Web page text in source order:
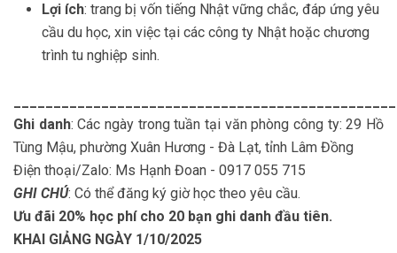
Lợi ích: trang bị vốn tiếng Nhật vững chắc, đáp ứng yêu
cầu du học, xin việc tại các công ty Nhật hoặc chương
trình tu nghiệp sinh.
Ghi danh: Các ngày trong tuần tại văn phòng công ty: 29 Hồ
Tùng Mậu, phường Xuân Hương - Đà Lạt, tỉnh Lâm Đồng
Điện thoại/Zalo: Ms Hạnh Đoan - 0917 055 715
GHI CHÚ: Có thể đăng ký giờ học theo yêu cầu.
Ưu đãi 20% học phí cho 20 bạn ghi danh đầu tiên.
KHAI GIẢNG NGÀY 1/10/2025